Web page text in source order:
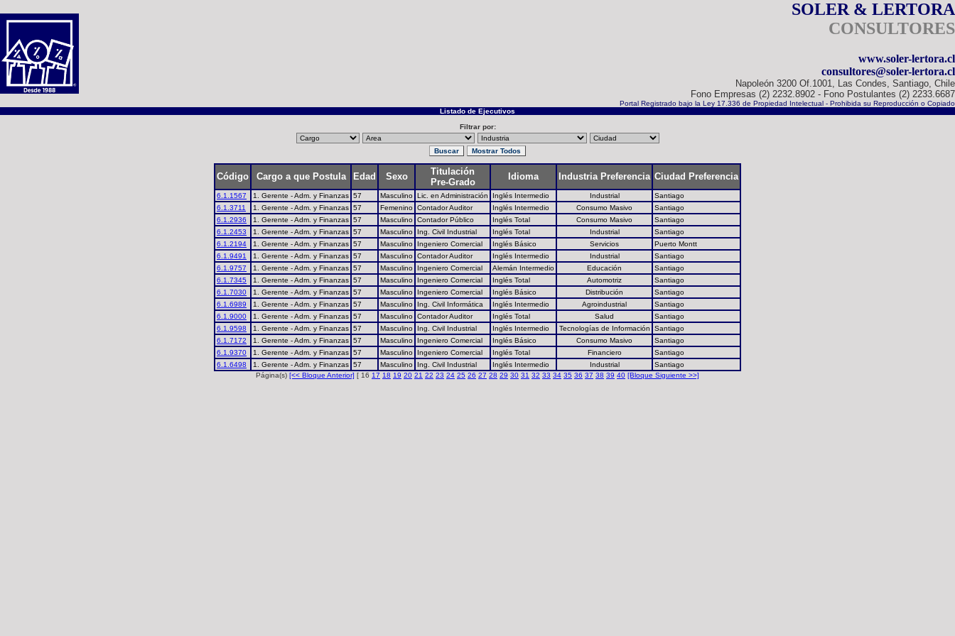
SOLER & LERTORA
CONSULTORES
www.soler-lertora.cl
consultores@soler-lertora.cl
Napoleón 3200 Of.1001, Las Condes, Santiago, Chile
Fono Empresas (2) 2232.8902 - Fono Postulantes (2) 2233.6687
Portal Registrado bajo la Ley 17.336 de Propiedad Intelectual - Prohibida su Reproducción o Copiado
Listado de Ejecutivos
Filtrar por:
Código Cargo a que Postula Edad Sexo
Titulación
Pre-Grado
Idioma Industria Preferencia Ciudad Preferencia
6.1.1567 1. Gerente - Adm. y Finanzas 57 Masculino Lic. en Administración Inglés Intermedio Industrial
Santiago
6.1.3711
1. Gerente - Adm. y Finanzas 57 Femenino Contador Auditor Inglés Intermedio Consumo Masivo
Santiago
6.1.2936
1. Gerente - Adm. y Finanzas 57 Masculino Contador Público Inglés Total Consumo Masivo
Santiago
6.1.2453
1. Gerente - Adm. y Finanzas 57 Masculino Ing. Civil Industrial Inglés Total Industrial
Santiago
6.1.2194
1. Gerente - Adm. y Finanzas 57 Masculino Ingeniero Comercial Inglés Básico Servicios
Puerto Montt
6.1.9491
1. Gerente - Adm. y Finanzas 57 Masculino Contador Auditor Inglés Intermedio Industrial
Santiago
6.1.9757
1. Gerente - Adm. y Finanzas 57 Masculino Ingeniero Comercial Alemán Intermedio Educación
Santiago
6.1.7345
1. Gerente - Adm. y Finanzas 57 Masculino Ingeniero Comercial Inglés Total Automotriz
Santiago
6.1.7030
1. Gerente - Adm. y Finanzas 57 Masculino Ingeniero Comercial Inglés Básico Distribución
Santiago
6.1.6989
1. Gerente - Adm. y Finanzas 57 Masculino Ing. Civil Informática Inglés Intermedio Agroindustrial
Santiago
6.1.9000
1. Gerente - Adm. y Finanzas 57 Masculino Contador Auditor Inglés Total Salud
Santiago
6.1.9598
1. Gerente - Adm. y Finanzas 57 Masculino Ing. Civil Industrial Inglés Intermedio Tecnologías de Información
Santiago
6.1.7172
1. Gerente - Adm. y Finanzas 57 Masculino Ingeniero Comercial Inglés Básico Consumo Masivo
Santiago
6.1.9370
1. Gerente - Adm. y Finanzas 57 Masculino Ingeniero Comercial Inglés Total Financiero
Santiago
6.1.6498
1. Gerente - Adm. y Finanzas 57 Masculino Ing. Civil Industrial Inglés Intermedio Industrial
Santiago
Página(s) [<< Bloque Anterior] [ 16 17 18 19 20 21 22 23 24 25 26 27 28 29 30 31 32 33 34 35 36 37 38 39 40 [Bloque Siguiente >>]